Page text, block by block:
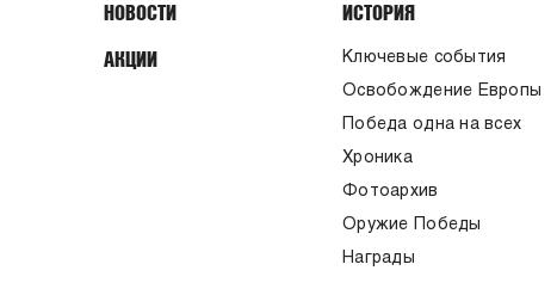
НОВОСТИ
АКЦИИ
ИСТОРИЯ
Ключевые события
Освобождение Европы
Победа одна на всех
Хроника
Фотоархив
Оружие Победы
Награды